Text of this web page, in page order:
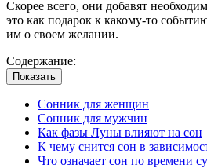
Скорее всего, они добавят
это как подарок к какому-то
им о своем желании.
Содержание:
Показать
Сонник для женщин
Сонник для мужчин
Как фазы Луны влияют на сон
К чему снится сон в
Что означает сон по времени